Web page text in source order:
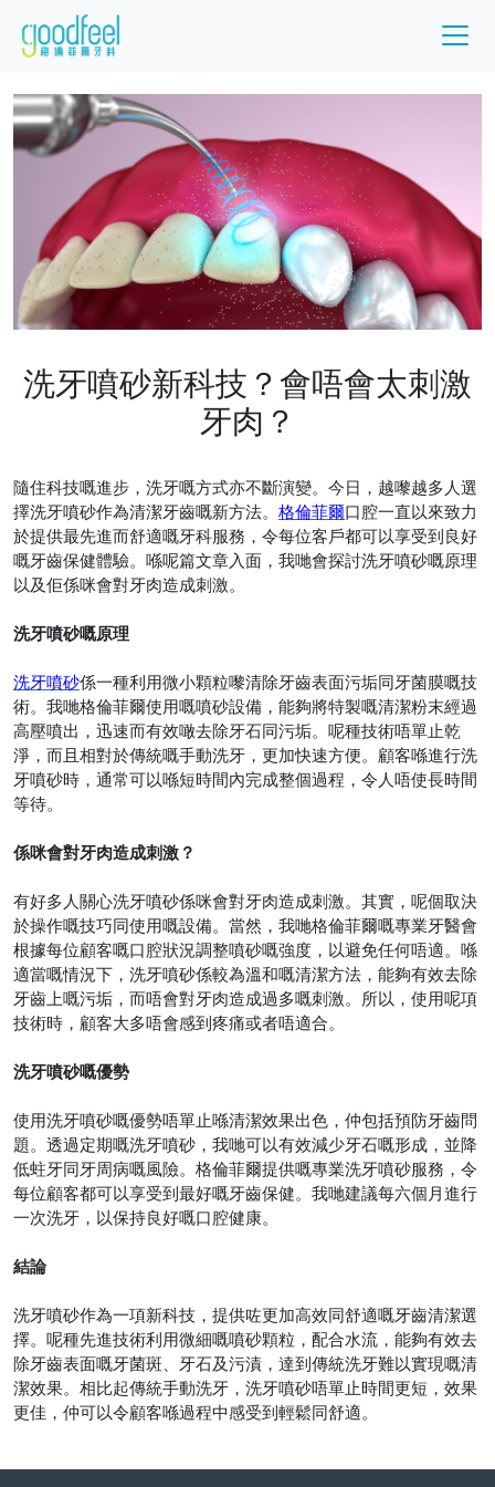
洗牙噴砂新科技？會唔會太刺激
牙肉？
隨住科技嘅進步，洗牙嘅方式亦不斷演變。今日，越嚟越多人選
擇洗牙噴砂作為清潔牙齒嘅新方法。 格倫菲爾口腔一直以來致力
於提供最先進而舒適嘅牙科服務，令每位客戶都可以享受到良好
嘅牙齒保健體驗。喺呢篇文章入面，我哋會探討洗牙噴砂嘅原理
以及佢係咪會對牙肉造成刺激。
洗牙噴砂嘅原理
洗牙噴砂係一種利用微小顆粒嚟清除牙齒表面污垢同牙菌膜嘅技
術。我哋格倫菲爾使用嘅噴砂設備，能夠將特製嘅清潔粉末經過
高壓噴出，迅速而有效噉去除牙石同污垢。呢種技術唔單止乾
淨，而且相對於傳統嘅手動洗牙，更加快速方便。顧客喺進行洗
牙噴砂時，通常可以喺短時間內完成整個過程，令人唔使長時間
等待。
係咪會對牙肉造成刺激？
有好多人關心洗牙噴砂係咪會對牙肉造成刺激。其實，呢個取決
於操作嘅技巧同使用嘅設備。當然，我哋格倫菲爾嘅專業牙醫會
根據每位顧客嘅口腔狀況調整噴砂嘅強度，以避免任何唔適。喺
適當嘅情況下，洗牙噴砂係較為溫和嘅清潔方法，能夠有效去除
牙齒上嘅污垢，而唔會對牙肉造成過多嘅刺激。所以，使用呢項
技術時，顧客大多唔會感到疼痛或者唔適合。
洗牙噴砂嘅優勢
使用洗牙噴砂嘅優勢唔單止喺清潔效果出色，仲包括預防牙齒問
題。透過定期嘅洗牙噴砂，我哋可以有效減少牙石嘅形成，並降
低蛀牙同牙周病嘅風險。格倫菲爾提供嘅專業洗牙噴砂服務，令
每位顧客都可以享受到最好嘅牙齒保健。我哋建議每六個月進行
一次洗牙，以保持良好嘅口腔健康。
結論
洗牙噴砂作為一項新科技，提供咗更加高效同舒適嘅牙齒清潔選
擇。呢種先進技術利用微細嘅噴砂顆粒，配合水流，能夠有效去
除牙齒表面嘅牙菌斑、牙石及污漬，達到傳統洗牙難以實現嘅清
潔效果。相比起傳統手動洗牙，洗牙噴砂唔單止時間更短，效果
更佳，仲可以令顧客喺過程中感受到輕鬆同舒適。